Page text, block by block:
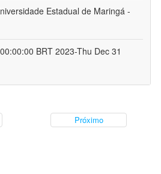
Estadual de Maringá -
BRT 2023-Thu Dec 31
Próximo